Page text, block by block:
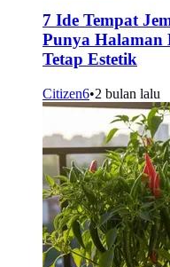
7 Ide Tempat
Punya Halaman
Tetap Estetik
Citizen6•2 bulan lalu